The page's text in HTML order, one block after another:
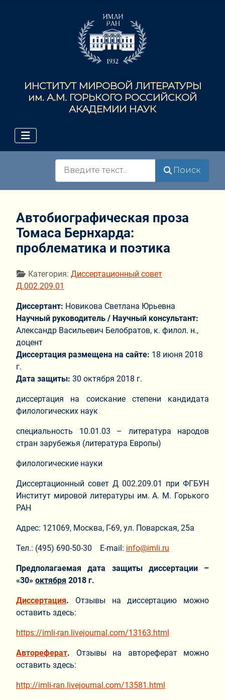
ИНСТИТУТ МИРОВОЙ ЛИТЕРАТУРЫ
им. А.М. ГОРЬКОГО РОССИЙСКОЙ
АКАДЕМИИ НАУК
Поиск
Автобиографическая проза
Томаса Бернхарда:
проблематика и поэтика
Информация о материале
Категория: Диссертационный совет
Д.002.209.01
Диссертант: Новикова Светлана Юрьевна
Научный руководитель / Научный консультант:
Александр Васильевич Белобратов, к. филол. н.,
доцент
Диссертация размещена на сайте: 18 июня 2018
г.
Дата защиты: 30 октября 2018 г.
диссертация на соискание степени кандидата
филологических наук
специальность 10.01.03 – литература народов
стран зарубежья (литература Европы)
филологические науки
Диссертационный совет Д 002.209.01 при ФГБУН
Институт мировой литературы им. А. М. Горького
РАН
Адрес: 121069, Москва, Г-69, ул. Поварская, 25а
Тел.: (495) 690-50-30 E-mail: info@imli.ru
Предполагаемая дата защиты диссертации –
«30» октября 2018 г.
Диссертация. Отзывы на диссертацию можно
оставить здесь:
https://imli-ran.livejournal.com/13163.html
Автореферат. Отзывы на автореферат можно
оставить здесь:
http://imli-ran.livejournal.com/13581.html